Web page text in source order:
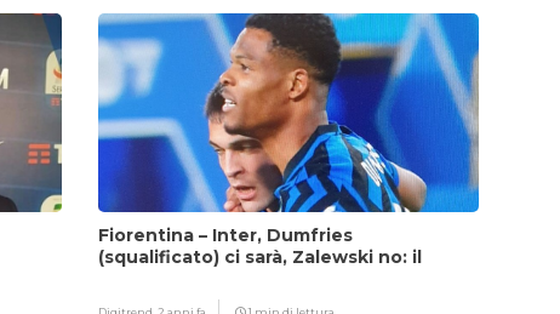
Fiorentina – Inter, Dumfries
(squalificato) ci sarà, Zalewski no: il